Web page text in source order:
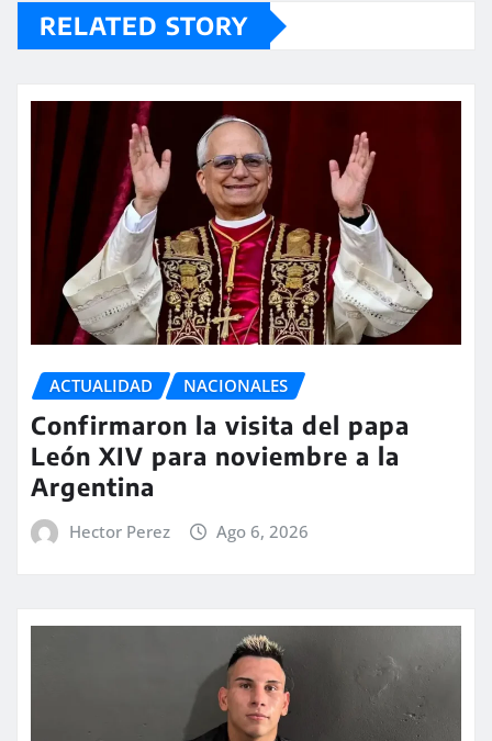
RELATED STORY
ACTUALIDAD NACIONALES
Confirmaron la visita del papa
León XIV para noviembre a la
Argentina
Hector Perez Ago 6, 2026